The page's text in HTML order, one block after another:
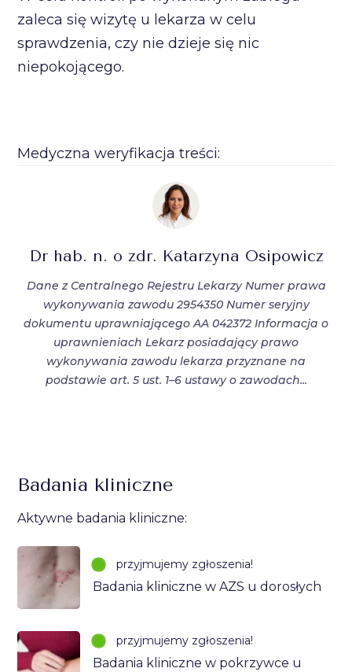
zaleca się wizytę u lekarza w celu
sprawdzenia, czy nie dzieje się nic
niepokojącego.
Medyczna weryfikacja treści:
Dr hab. n. o zdr. Katarzyna Osipowicz
Dane z Centralnego Rejestru Lekarzy Numer prawa
wykonywania zawodu 2954350 Numer seryjny
dokumentu uprawniającego AA 042372 Informacja o
uprawnieniach Lekarz posiadający prawo
wykonywania zawodu lekarza przyznane na
podstawie art. 5 ust. 1–6 ustawy o zawodach...
Badania kliniczne
Aktywne badania kliniczne:
przyjmujemy zgłoszenia!
Badania kliniczne w AZS u dorosłych
przyjmujemy zgłoszenia!
Badania kliniczne w pokrzywce u